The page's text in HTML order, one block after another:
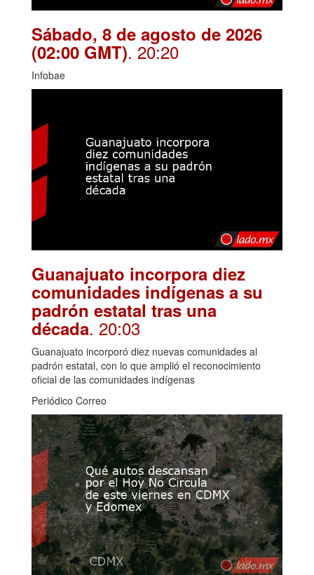
Sábado, 8 de agosto de 2026
(02:00 GMT). 20:20
Infobae
Guanajuato incorpora diez
comunidades indígenas a su
padrón estatal tras una
década. 20:03
Guanajuato incorporó diez nuevas comunidades al
padrón estatal, con lo que amplió el reconocimiento
oficial de las comunidades indígenas
Periódico Correo